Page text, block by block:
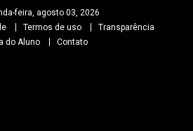
feira, agosto 03, 2026
Termos de uso
Transparência
do Aluno
Contato